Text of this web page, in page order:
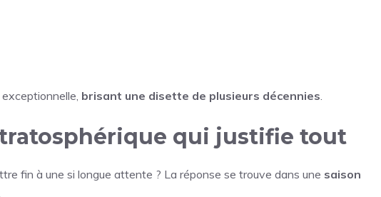
brisant une disette de plusieurs décennies.
qui justifie tout
fin à une si longue attente ? La réponse se trouve dans une saison
.